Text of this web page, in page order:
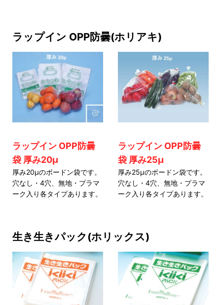
ラップイン OPP防曇(ホリアキ)
ラップイン OPP防曇
袋 厚み20μ
厚み20μのボードン袋です。
穴なし・4穴、無地・プラマ
ーク入り各タイプあります。
ラップイン OPP防曇
袋 厚み25μ
厚み25μのボードン袋です。
穴なし・4穴、無地・プラマ
ーク入り各タイプあります。
生き生きパック(ホリックス)